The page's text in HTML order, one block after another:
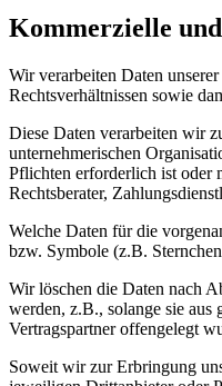
Kommerzielle
Wir verarbeiten Daten
Rechtsverhältnissen sowie
Diese Daten verarbeiten wir
unternehmerischen
Pflichten erforderlich ist oder
Rechtsberater,
Welche Daten für die
bzw. Symbole (z.B.
Wir löschen die Daten nach
werden, z.B., solange sie
Vertragspartner offengelegt
Soweit wir zur Erbringung